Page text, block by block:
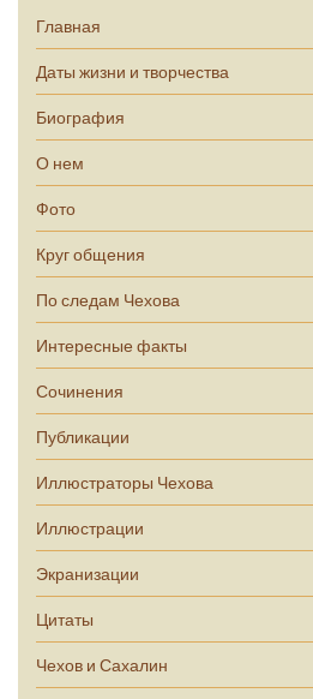
Главная
Даты жизни и творчества
Биография
О нем
Фото
Круг общения
По следам Чехова
Интересные факты
Сочинения
Публикации
Иллюстраторы Чехова
Иллюстрации
Экранизации
Цитаты
Чехов и Сахалин